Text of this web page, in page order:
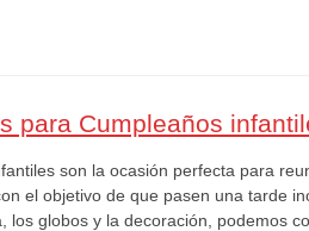
para Cumpleaños
son la ocasión perfecta para
el objetivo de que pasen una tarde
los globos y la decoración, podemos